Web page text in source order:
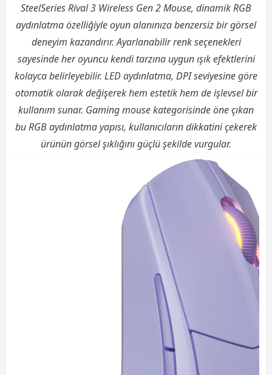
SteelSeries Rival 3 Wireless Gen 2 Mouse, dinamik RGB
aydınlatma özelliğiyle oyun alanınıza benzersiz bir görsel
deneyim kazandırır. Ayarlanabilir renk seçenekleri
sayesinde her oyuncu kendi tarzına uygun ışık efektlerini
kolayca belirleyebilir. LED aydınlatma, DPI seviyesine göre
otomatik olarak değişerek hem estetik hem de işlevsel bir
kullanım sunar. Gaming mouse kategorisinde öne çıkan
bu RGB aydınlatma yapısı, kullanıcıların dikkatini çekerek
ürünün görsel şıklığını güçlü şekilde vurgular.